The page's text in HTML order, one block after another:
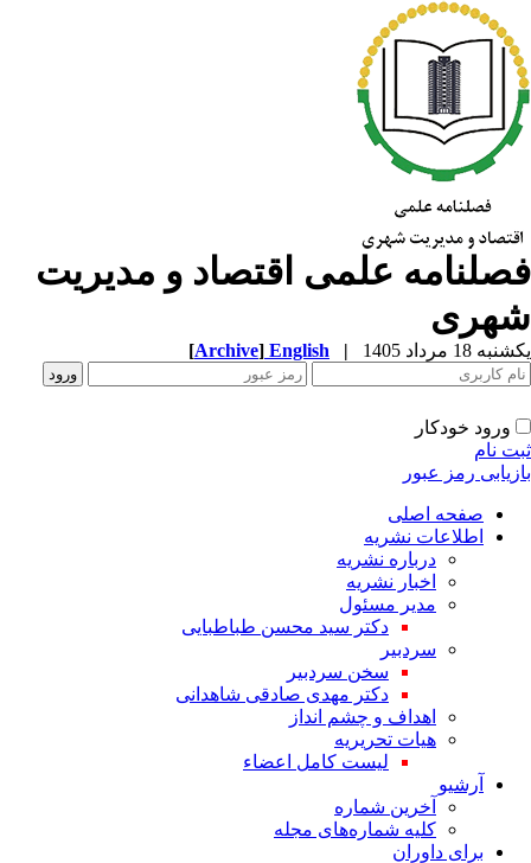
علمی اقتصاد و مدیریت
18 مرداد 1405 |
English
[Archive]
ورود خودکار
نام
رمز عبور
صفحه اصلی
اطلاعات نشریه
درباره نشریه
اخبار نشریه
مدیر مسئول
دکتر سید محسن طباطبایی
سردبیر
سخن سردبیر
دکتر مهدی صادقی شاهدانی
اهداف و چشم انداز
هیات تحریریه
لیست کامل اعضاء
آرشیو
آخرین شماره
کلیه شماره‌های مجله
برای داوران